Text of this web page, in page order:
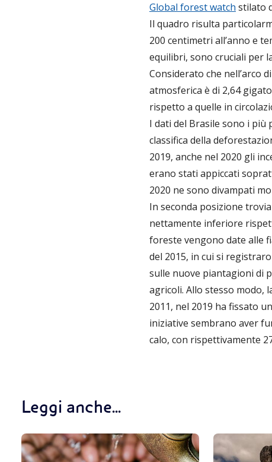
Global forest watch stilato
Il quadro risulta
200 centimetri all’anno e
equilibri, sono cruciali per
Considerato che nell’arco
atmosferica è di 2,64
rispetto a quelle in
I dati del Brasile sono i
classifica della
2019, anche nel 2020 gli
erano stati appiccati
2020 ne sono divampati
In seconda posizione
nettamente inferiore
foreste vengono date alle
del 2015, in cui si
sulle nuove piantagioni di
agricoli. Allo stesso modo,
2011, nel 2019 ha fissato
iniziative sembrano aver
calo, con rispettivamente
Leggi anche...